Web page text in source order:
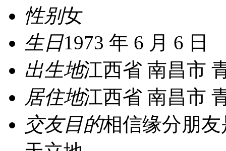
性别女
生日1973 年 6 月 6 日
出生地江西省 南昌市
居住地江西省 南昌市
交友目的相信缘分朋